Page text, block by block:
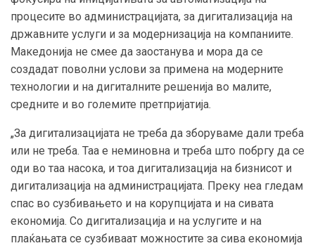
процесите во администрацијата, за дигитализација на
државните услуги и за модернизација на компаниите.
Македонија не смее да заостанува и мора да се
создадат поволни услови за примена на модерните
технологии и на дигиталните решенија во малите,
средните и во големите претпријатија.
„За дигитализацијата не треба да зборуваме дали треба
или не треба. Таа е неминовна и треба што побргу да се
оди во таа насока, и тоа дигитализација на бизнисот и
дигитализација на администрацијата. Преку неа гледам
спас во сузбивањето и на корупцијата и на сивата
економија. Со дигитализација и на услугите и на
плаќањата се сузбиваат можностите за сива економија